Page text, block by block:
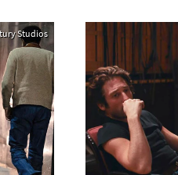
Studios